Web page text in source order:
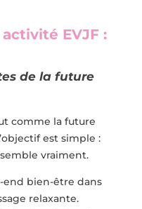
EVJF :
de la future
comme la future
est simple :
vraiment.
end bien-être dans
relaxante.